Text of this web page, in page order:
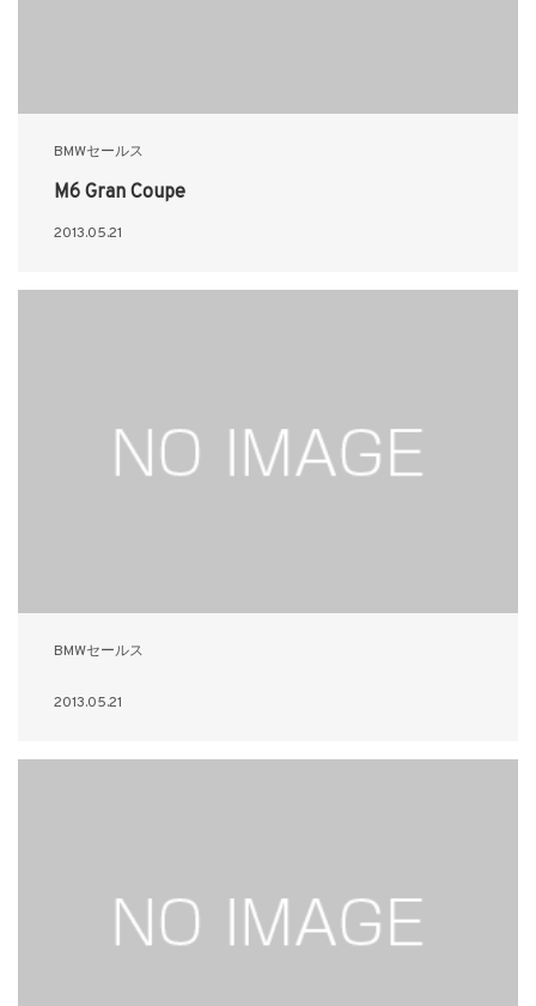
BMWセールス
M6 Gran Coupe
2013.05.21
BMWセールス
2013.05.21